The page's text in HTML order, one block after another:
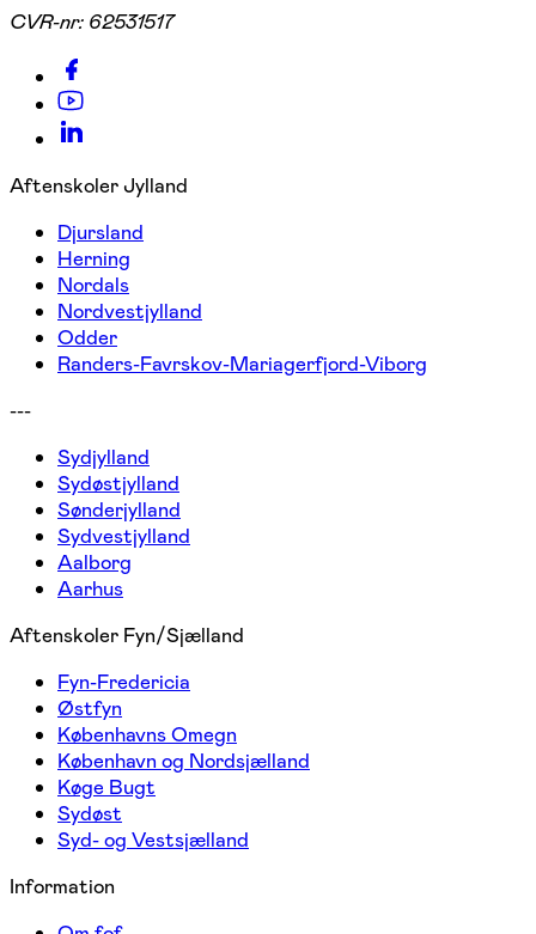
CVR-nr: 62531517
Aftenskoler Jylland
Djursland
Herning
Nordals
Nordvestjylland
Odder
Randers-Favrskov-Mariagerfjord-Viborg
---
Sydjylland
Sydøstjylland
Sønderjylland
Sydvestjylland
Aalborg
Aarhus
Aftenskoler Fyn/Sjælland
Fyn-Fredericia
Østfyn
Københavns Omegn
København og Nordsjælland
Køge Bugt
Sydøst
Syd- og Vestsjælland
Information